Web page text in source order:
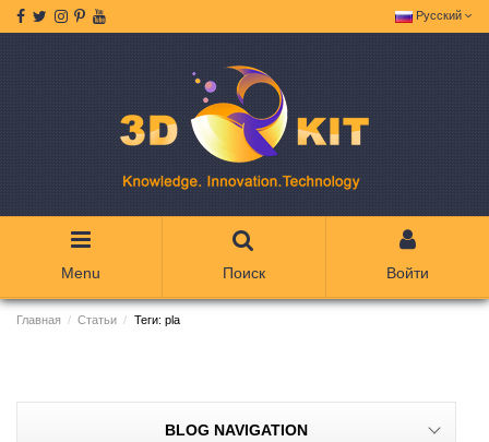
Русский
Menu Поиск Войти
Главная Статьи Теги: pla
BLOG NAVIGATION